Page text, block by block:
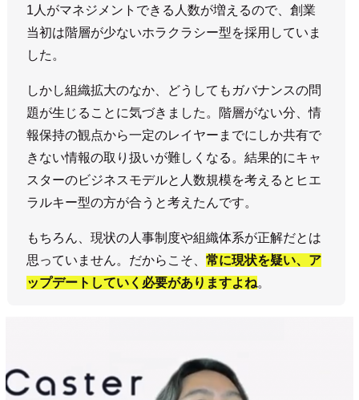
1人がマネジメントできる人数が増えるので、創業
当初は階層が少ないホラクラシー型を採用していま
した。
しかし組織拡大のなか、どうしてもガバナンスの問
題が生じることに気づきました。階層がない分、情
報保持の観点から一定のレイヤーまでにしか共有で
きない情報の取り扱いが難しくなる。結果的にキャ
スターのビジネスモデルと人数規模を考えるとヒエ
ラルキー型の方が合うと考えたんです。
もちろん、現状の人事制度や組織体系が正解だとは
思っていません。だからこそ、 常に現状を疑い、ア
ップデートしていく必要がありますよね。